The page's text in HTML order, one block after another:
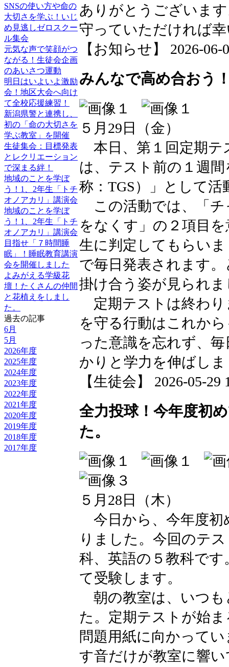
SNSの使い方や命の
大切さを学ぶ！いじ
め見逃しゼロスクー
ル集会
元気な声で笑顔がつ
ながる！生徒会企画
のあいさつ運動
明日はいよいよ激励
会！地区大会へ向け
て全校応援練習！
新潟県警と連携し、
初の「命の大切さを
学ぶ教室」を開催
生徒集会：目標発表
とレクリエーション
で深まる絆！
地域のことを学ぼ
う！1、2年生「トチ
オノアカリ」講演会
地域のことを学ぼ
う！1、2年生「トチ
オノアカリ」講演会
目指せ「７時間睡
眠」！睡眠教育講演
会を開催しました
よみがえる学級花
壇！たくさんの仲間
と花植えをしまし
た。
過去の記事
6月
5月
2026年度
2025年度
2024年度
2023年度
2022年度
2021年度
2020年度
2019年度
2018年度
2017年度
ありがとうございま
守っていただければ
【お知らせ】 2026-06-
みんなで高め合おう
５月29日（金）
本日、第１回定期テ
は、テスト前の１週
称：TGS）」として
この活動では、「チ
をなくす」の２項目
生に判定してもらい
で毎日発表されます
掛け合う姿が見られ
定期テストは終わり
を守る行動はこれか
った意識を忘れず、
かりと学力を伸ばし
【生徒会】 2026-05-29
全力投球！今年度初
た。
５月28日（木）
今日から、今年度初
りました。今回のテ
科、英語の５教科で
て受験します。
朝の教室は、いつも
た。定期テストが始
問題用紙に向かって
す音だけが教室に響